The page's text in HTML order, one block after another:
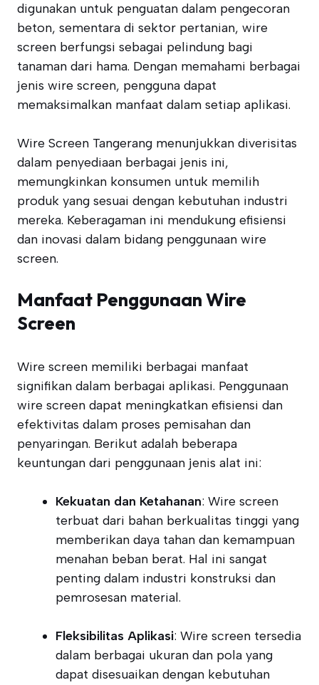
digunakan untuk penguatan dalam pengecoran
beton, sementara di sektor pertanian, wire
screen berfungsi sebagai pelindung bagi
tanaman dari hama. Dengan memahami berbagai
jenis wire screen, pengguna dapat
memaksimalkan manfaat dalam setiap aplikasi.
Wire Screen Tangerang menunjukkan diverisitas
dalam penyediaan berbagai jenis ini,
memungkinkan konsumen untuk memilih
produk yang sesuai dengan kebutuhan industri
mereka. Keberagaman ini mendukung efisiensi
dan inovasi dalam bidang penggunaan wire
screen.
Manfaat Penggunaan Wire
Screen
Wire screen memiliki berbagai manfaat
signifikan dalam berbagai aplikasi. Penggunaan
wire screen dapat meningkatkan efisiensi dan
efektivitas dalam proses pemisahan dan
penyaringan. Berikut adalah beberapa
keuntungan dari penggunaan jenis alat ini:
Kekuatan dan Ketahanan: Wire screen
terbuat dari bahan berkualitas tinggi yang
memberikan daya tahan dan kemampuan
menahan beban berat. Hal ini sangat
penting dalam industri konstruksi dan
pemrosesan material.
Fleksibilitas Aplikasi: Wire screen tersedia
dalam berbagai ukuran dan pola yang
dapat disesuaikan dengan kebutuhan